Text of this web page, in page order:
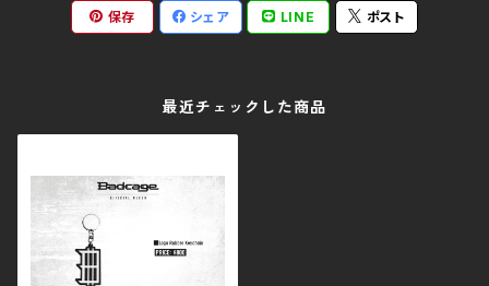
保存 シェア LINE ポスト
最近チェックした商品